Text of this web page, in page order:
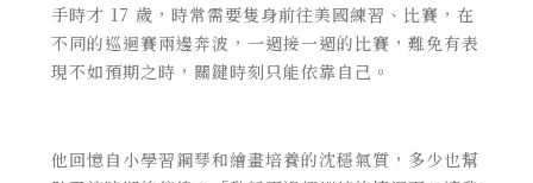
手時才 17 歲，時常需要隻身前往美國練習、比賽，在
不同的巡迴賽兩邊奔波，一週接一週的比賽，難免有表
現不如預期之時，關鍵時刻只能依靠自己。
他回憶自小學習鋼琴和繪畫培養的沈穩氣質，多少也幫